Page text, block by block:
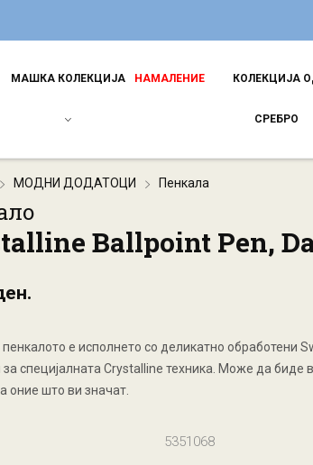
МАШКА КОЛЕКЦИЈА НАМАЛЕНИЕ КОЛЕКЦИЈА
СРЕБРО
МОДНИ ДОДАТОЦИ Пенкала
Ballpoint Pen,
е исполнето со деликатно обработени
за специјалната Crystalline техника. Може да биде
оние што ви значат.
5351068